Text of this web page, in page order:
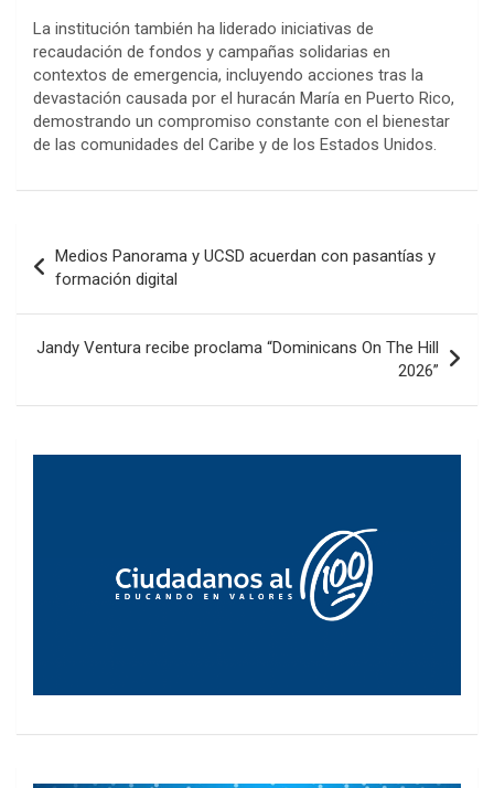
La institución también ha liderado iniciativas de
recaudación de fondos y campañas solidarias en
contextos de emergencia, incluyendo acciones tras la
devastación causada por el huracán María en Puerto Rico,
demostrando un compromiso constante con el bienestar
de las comunidades del Caribe y de los Estados Unidos.
de
entradas
Medios Panorama y UCSD acuerdan con pasantías y
formación digital
Jandy Ventura recibe proclama “Dominicans On The Hill
2026”